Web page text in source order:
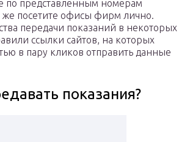
по представленным номерам
посетите офисы фирм лично.
передачи показаний в некоторых
ссылки сайтов, на которых
в пару кликов отправить данные
показания?